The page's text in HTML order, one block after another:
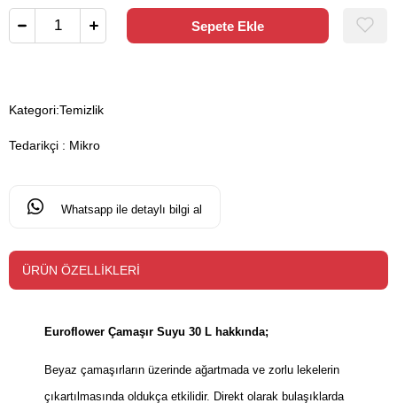
Kategori:Temizlik
Tedarikçi : Mikro
Whatsapp ile detaylı bilgi al
ÜRÜN ÖZELLIKLERI
Euroflower Çamaşır Suyu 30 L hakkında;
Beyaz çamaşırların üzerinde ağartmada ve zorlu lekelerin
çıkartılmasında oldukça etkilidir. Direkt olarak bulaşıklarda